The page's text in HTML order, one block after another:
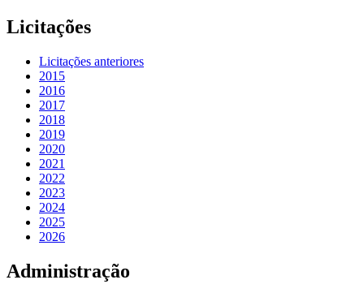
Licitações
Licitações anteriores
2015
2016
2017
2018
2019
2020
2021
2022
2023
2024
2025
2026
Administração